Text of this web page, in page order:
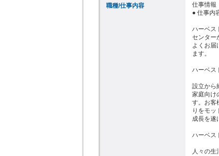
職種/仕事内容
仕事情報
● 仕事内
ハーベス
センター
よくお届
ます。
ハーベス
設立から
家庭向け
す。お客
りをモッ
成⾧を遂
ハーベス
人々の